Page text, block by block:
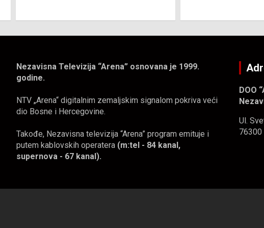
Nezavisna Televizija “Arena” osnovana je 1999.
godine.
NTV „Arena“ digitalnim zemaljskim signalom pokriva veći
dio Bosne i Hercegovine.
Takođe, Nezavisna televizija “Arena” program emituje i
putem kablovskih operatera (m:tel - 84 kanal,
supernova - 67 kanal).
DOO
Ul.
76300